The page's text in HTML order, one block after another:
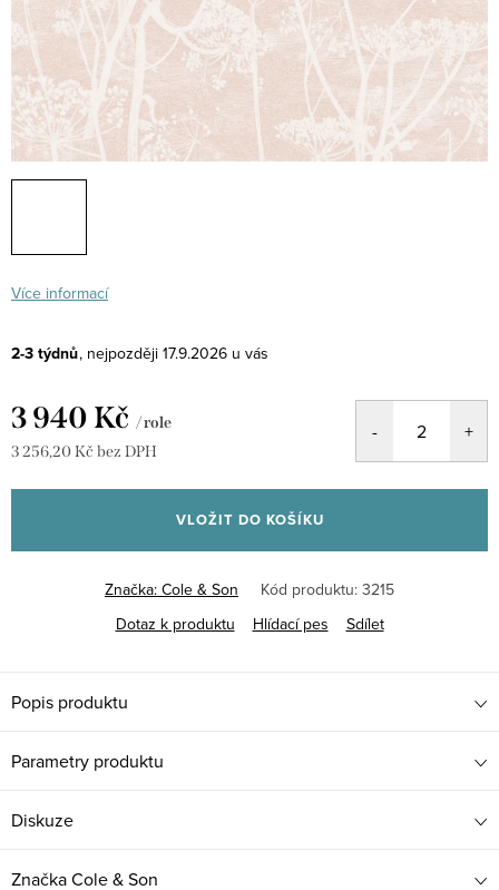
Více informací
2-3 týdnů 17.9.2026
3 940 Kč / role
3 256,20 Kč bez DPH
cena:
VLOŽIT DO KOŠÍKU
Značka: Cole & Son Kód produktu: 3215
Dotaz k produktu
Hlídací pes Sdílet
Popis produktu
Parametry produktu
Diskuze
ZnačkaCole & Son